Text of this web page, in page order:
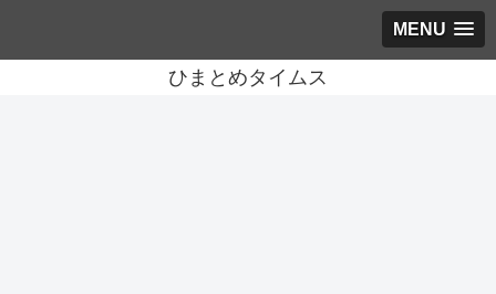
MENU
ひまとめタイムス